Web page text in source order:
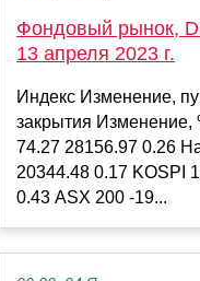
Фондовый рынок,
13 апреля 2023 г.
Индекс Изменение,
закрытия Изменение,
74.27 28156.97 0.26
20344.48 0.17 KOSPI
0.43 ASX 200 -19...